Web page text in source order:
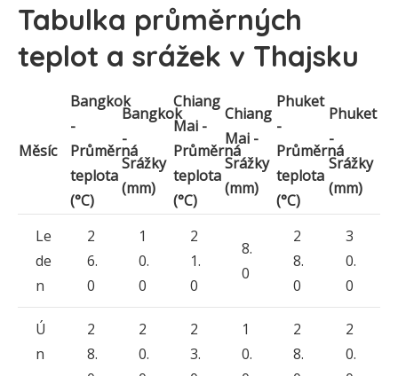
Tabulka průměrných
teplot a srážek v Thajsku
Měsíc
Bangkok
-
Průměrná
teplota
(°C)
Bangkok
-
Srážky
(mm)
Chiang
Mai -
Průměrná
teplota
(°C)
Chiang
Mai -
Srážky
(mm)
Phuket
-
Průměrná
teplota
(°C)
Phuket
-
Srážky
(mm)
Le
de
n
2
6.
0
1
0.
0
2
1.
0
8.
0
2
8.
0
3
0.
0
Ú
n
2
8.
2
0.
2
3.
1
0.
2
8.
2
0.